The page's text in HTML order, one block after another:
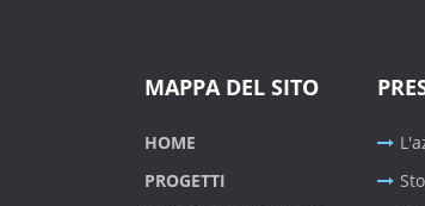
MAPPA DEL SITO
HOME
PROGETTI